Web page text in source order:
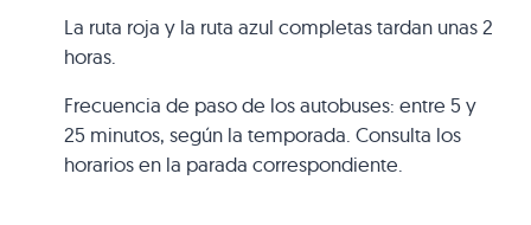
La ruta roja y la ruta azul completas tardan unas 2
horas.
Frecuencia de paso de los autobuses: entre 5 y
25 minutos, según la temporada. Consulta los
horarios en la parada correspondiente.